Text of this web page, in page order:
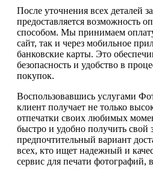
После уточнения всех деталей
предоставляется возможность
способом. Мы принимаем
сайт, так и через мобильное
банковские карты. Это
безопасность и удобство в
покупок.
Воспользовавшись услугами
клиент получает не только
отпечатки своих любимых
быстро и удобно получить свой
предпочтительный вариант
всех, кто ищет надежный и
сервис для печати фотографий,